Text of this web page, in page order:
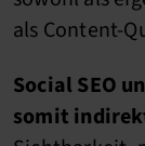
als Content-
Social SEO
somit